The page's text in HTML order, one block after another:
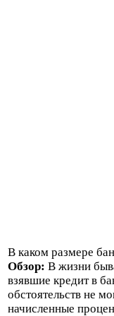
В каком размере
Обзор: В жизни
взявшие кредит в
обстоятельств не
начисленные